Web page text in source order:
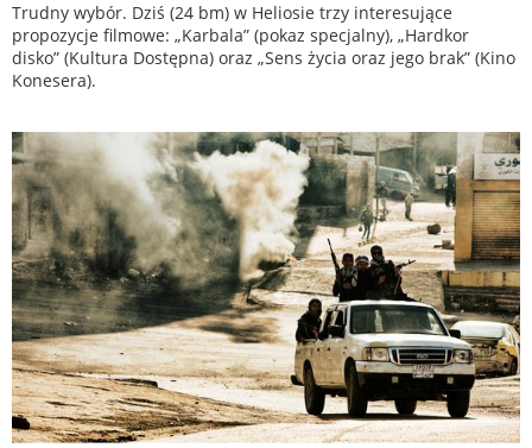
Trudny wybór. Dziś (24 bm) w Heliosie trzy interesujące
propozycje filmowe: „Karbala” (pokaz specjalny), „Hardkor
disko” (Kultura Dostępna) oraz „Sens życia oraz jego brak” (Kino
Konesera).